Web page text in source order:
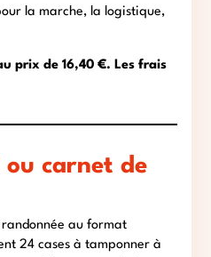
la marche, la logistique,
prix de 16,40 €. Les frais
ou carnet de
au format
24 cases à tamponner à